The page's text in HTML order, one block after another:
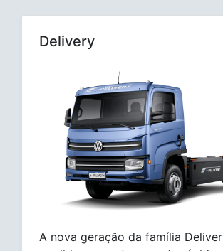
Delivery
A nova geração da família